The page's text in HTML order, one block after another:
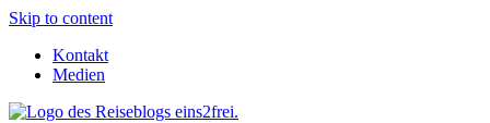
Skip to content
Kontakt
Medien